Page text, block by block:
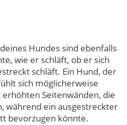
Hundes sind ebenfalls
wie er schläft, ob er sich
schläft. Ein Hund, der
sich möglicherweise
Seitenwänden, die
während ein ausgestreckter
bevorzugen könnte.